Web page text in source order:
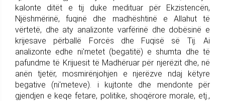
kalonte ditët e tij duke medituar për Ekzistencën,
Njëshmërinë, fuqinë dhe madhështinë e Allahut të
vërtetë, dhe aty analizonte varfërinë dhe dobësinë e
krijesave përballë Forcës dhe Fuqisë së Tij. Ai
analizonte edhe ni'metet (begatitë) e shumta dhe të
pafundme të Krijuesit të Madhëruar për njerëzit dhe, në
anën tjetër, mosmirënjohjen e njerëzve ndaj këtyre
begative (ni'meteve). i kujtonte dhe mendonte për
gjendjen e keqe fetare, politike, shoqërore morale, etj.,